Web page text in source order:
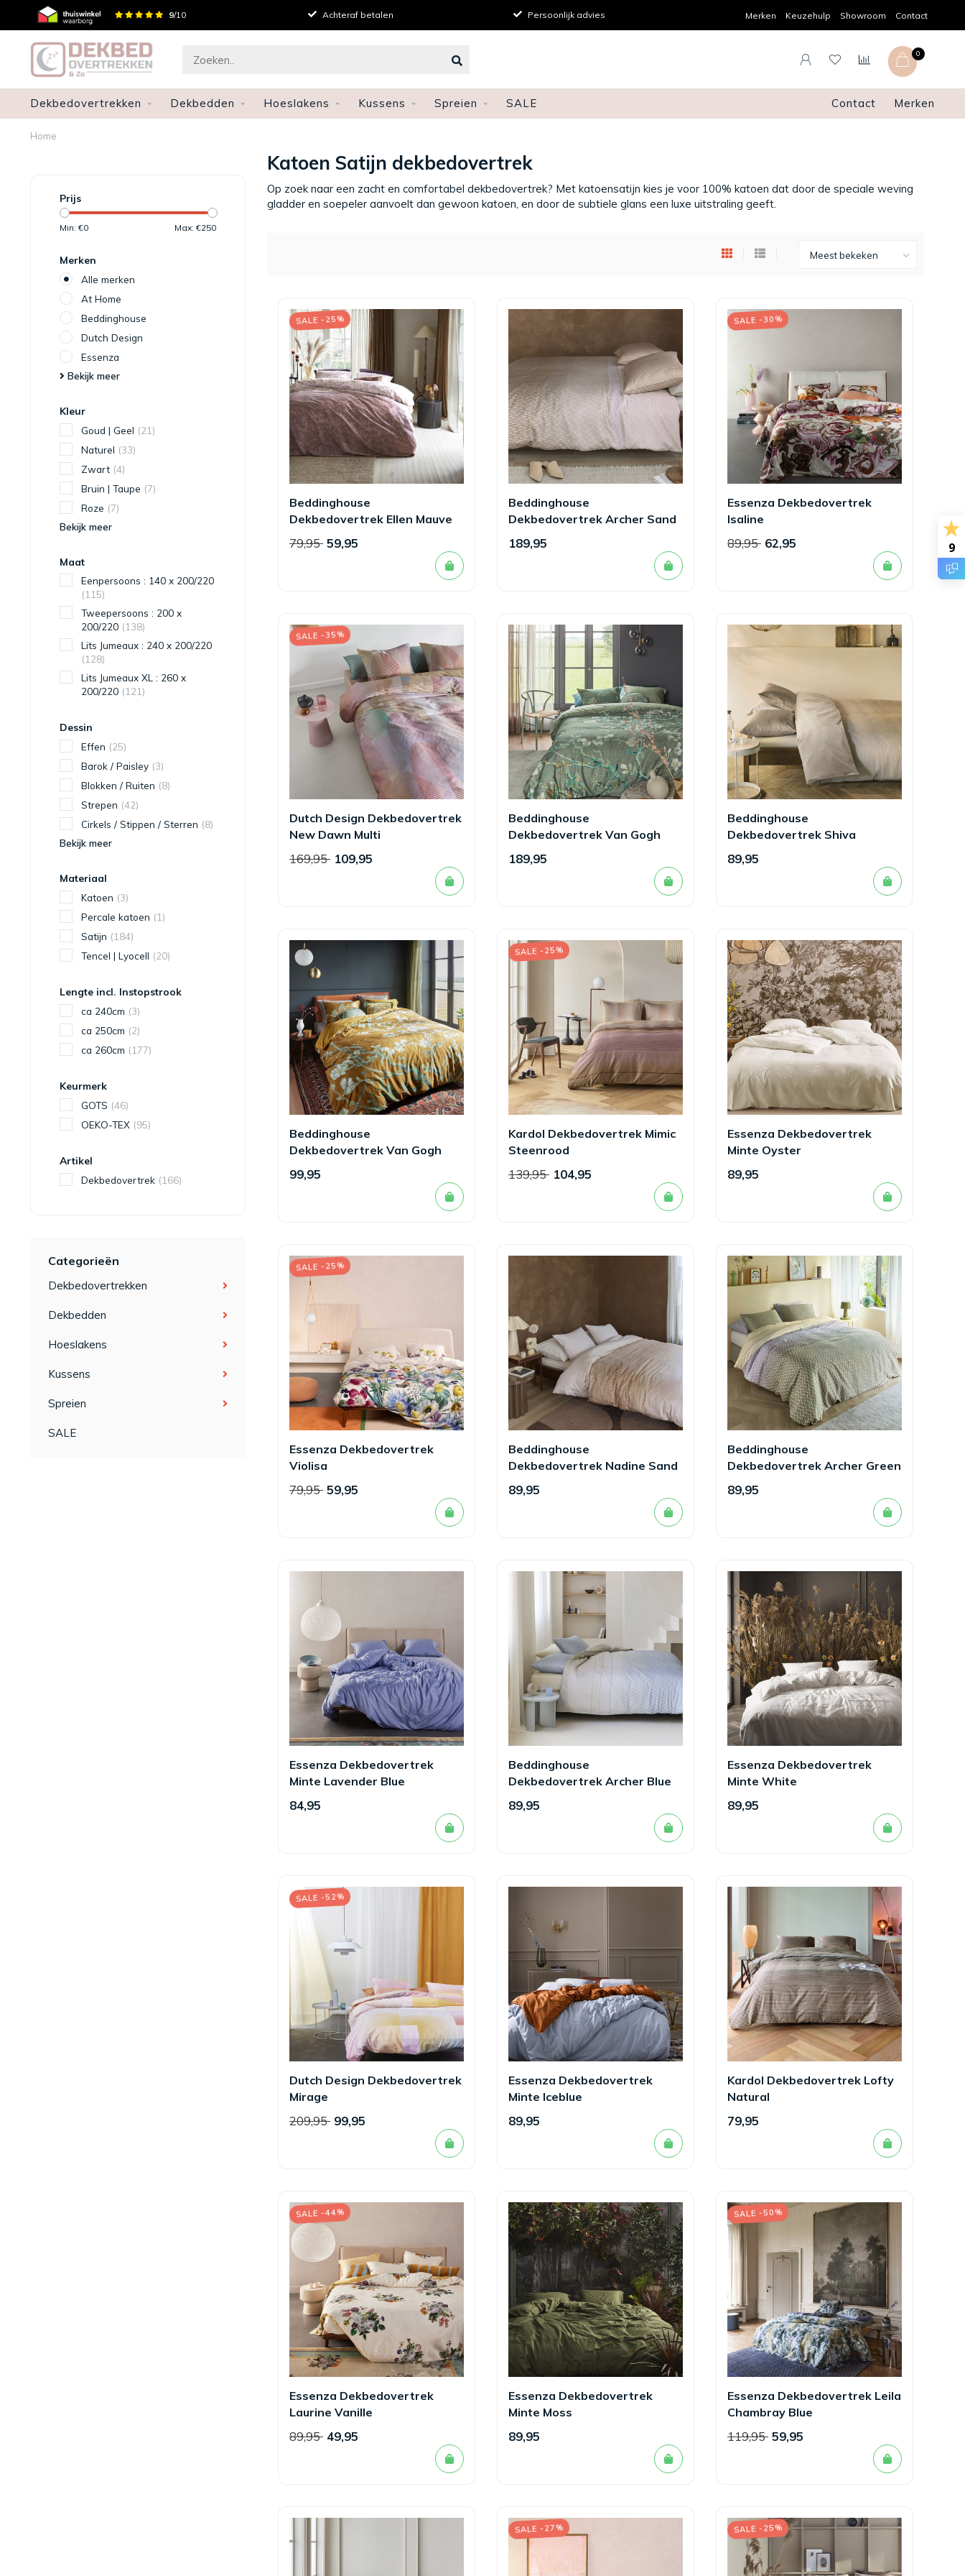
9/10
levering Gratis verzenden en retourneren Snelle levering
Merken Keuzehulp Showroom Contact
0
Dekbedovertrekken Dekbedden Hoeslakens Kussens Spreien SALE Contact Merken
Home
Prijs
Min: €0 Max: €250
Merken
Alle merken
At Home
Beddinghouse
Dutch Design
Essenza
Bekijk meer
Kleur
Goud | Geel (21)
Naturel (33)
Zwart (4)
Bruin | Taupe (7)
Roze (7)
Bekijk meer
Maat
Eenpersoons : 140 x 200/220
(115)
Tweepersoons : 200 x
200/220 (138)
Lits Jumeaux : 240 x 200/220
(128)
Lits Jumeaux XL : 260 x
200/220 (121)
Dessin
Effen (25)
Barok / Paisley (3)
Blokken / Ruiten (8)
Strepen (42)
Cirkels / Stippen / Sterren (8)
Bekijk meer
Materiaal
Katoen (3)
Percale katoen (1)
Satijn (184)
Tencel | Lyocell (20)
Lengte incl. Instopstrook
ca 240cm (3)
ca 250cm (2)
ca 260cm (177)
Keurmerk
GOTS (46)
OEKO-TEX (95)
Artikel
Dekbedovertrek (166)
Categorieën
Dekbedovertrekken
Dekbedden
Hoeslakens
Kussens
Spreien
SALE
Katoen Satijn dekbedovertrek
Op zoek naar een zacht en comfortabel dekbedovertrek? Met katoensatijn kies je voor 100% katoen dat door de speciale weving
gladder en soepeler aanvoelt dan gewoon katoen, en door de subtiele glans een luxe uitstraling geeft.
SALE -25%
Beddinghouse
Dekbedovertrek Ellen Mauve
79,95 59,95
Beddinghouse
Dekbedovertrek Archer Sand
189,95
SALE -30%
Essenza Dekbedovertrek
Isaline
89,95 62,95
SALE -35%
Dutch Design Dekbedovertrek
New Dawn Multi
169,95 109,95
Beddinghouse
Dekbedovertrek Van Gogh
189,95
Beddinghouse
Dekbedovertrek Shiva
89,95
Beddinghouse
Dekbedovertrek Van Gogh
99,95
SALE -25%
Kardol Dekbedovertrek Mimic
Steenrood
139,95 104,95
Essenza Dekbedovertrek
Minte Oyster
89,95
SALE -25%
Essenza Dekbedovertrek
Violisa
79,95 59,95
Beddinghouse
Dekbedovertrek Nadine Sand
89,95
Beddinghouse
Dekbedovertrek Archer Green
89,95
Essenza Dekbedovertrek
Minte Lavender Blue
84,95
Beddinghouse
Dekbedovertrek Archer Blue
89,95
Essenza Dekbedovertrek
Minte White
89,95
SALE -52%
Dutch Design Dekbedovertrek
Mirage
209,95 99,95
Essenza Dekbedovertrek
Minte Iceblue
89,95
Kardol Dekbedovertrek Lofty
Natural
79,95
SALE -44%
Essenza Dekbedovertrek
Laurine Vanille
89,95 49,95
Essenza Dekbedovertrek
Minte Moss
89,95
SALE -50%
Essenza Dekbedovertrek Leila
Chambray Blue
119,95 59,95
SALE -27% SALE -25%
9